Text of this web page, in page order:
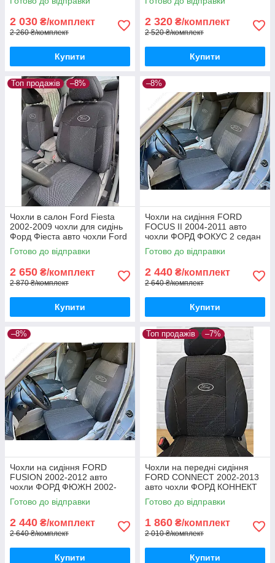
2 030 ₴/комплект
2 260 ₴/комплект
Купити
2 320 ₴/комплект
2 520 ₴/комплект
Купити
Топ продажів –8%
Чохли в салон Ford Fiesta
2002-2009 чохли для сидінь
Форд Фіеста авто чохли Ford
Fiesta
Готово до відправки
2 650 ₴/комплект
2 870 ₴/комплект
Купити
–8%
Чохли на сидіння FORD
FOCUS II 2004-2011 авто
чохли ФОРД ФОКУС 2 седан
хетчбек універсал
Готово до відправки
2 440 ₴/комплект
2 640 ₴/комплект
Купити
–8%
Чохли на сидіння FORD
FUSION 2002-2012 авто
чохли ФОРД ФЮЖН 2002-
2012
Готово до відправки
2 440 ₴/комплект
2 640 ₴/комплект
Купити
Топ продажів –7%
Чохли на передні сидіння
FORD CONNECT 2002-2013
авто чохли ФОРД КОННЕКТ
(передні, без столиків)
Готово до відправки
1 860 ₴/комплект
2 010 ₴/комплект
Купити